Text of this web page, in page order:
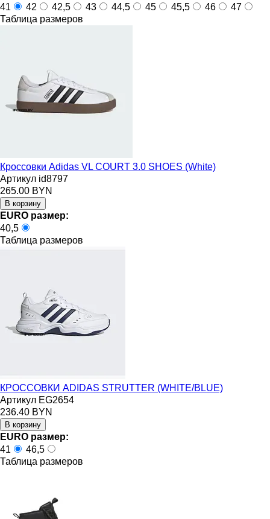
41
42 42,5 43 44,5 45 45,5 46
47
Таблица размеров
Кроссовки Adidas VL COURT 3.0 SHOES (White)
Артикул id8797
265.00 BYN
EURO размер:
40,5
Таблица размеров
КРОССОВКИ ADIDAS STRUTTER (WHITE/BLUE)
Артикул EG2654
236.40 BYN
EURO размер:
41
46,5
Таблица размеров